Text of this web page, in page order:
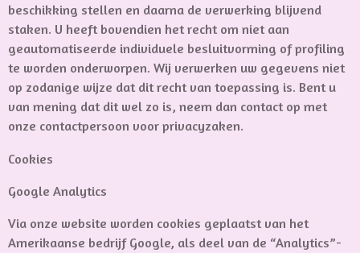
beschikking stellen en daarna de verwerking blijvend
staken. U heeft bovendien het recht om niet aan
geautomatiseerde individuele besluitvorming of profiling
te worden onderworpen. Wij verwerken uw gegevens niet
op zodanige wijze dat dit recht van toepassing is. Bent u
van mening dat dit wel zo is, neem dan contact op met
onze contactpersoon voor privacyzaken.
Cookies
Google Analytics
Via onze website worden cookies geplaatst van het
Amerikaanse bedrijf Google, als deel van de “Analytics”-